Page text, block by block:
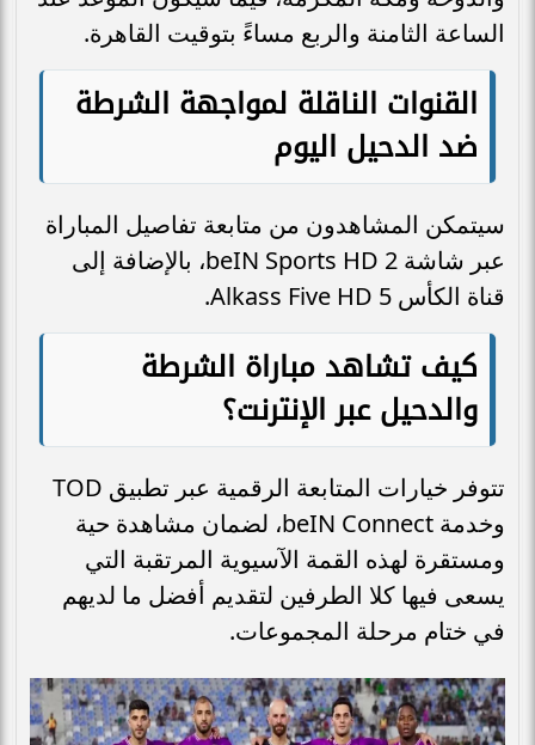
الساعة الثامنة والربع مساءً بتوقيت القاهرة.
القنوات الناقلة لمواجهة الشرطة
ضد الدحيل اليوم
سيتمكن المشاهدون من متابعة تفاصيل المباراة
عبر شاشة beIN Sports HD 2، بالإضافة إلى
قناة الكأس 5 Alkass Five HD.
كيف تشاهد مباراة الشرطة
والدحيل عبر الإنترنت؟
تتوفر خيارات المتابعة الرقمية عبر تطبيق TOD
وخدمة beIN Connect، لضمان مشاهدة حية
ومستقرة لهذه القمة الآسيوية المرتقبة التي
يسعى فيها كلا الطرفين لتقديم أفضل ما لديهم
في ختام مرحلة المجموعات.